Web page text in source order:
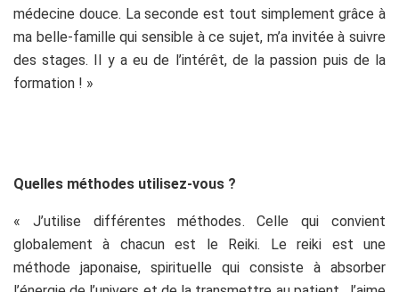
médecine douce. La seconde est tout simplement grâce à
ma belle-famille qui sensible à ce sujet, m’a invitée à suivre
des stages. Il y a eu de l’intérêt, de la passion puis de la
formation ! »
Quelles méthodes utilisez-vous ?
« J’utilise différentes méthodes. Celle qui convient
globalement à chacun est le Reiki. Le reiki est une
méthode japonaise, spirituelle qui consiste à absorber